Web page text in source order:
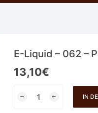
E-Liquid – 062 –
13,10€
IN